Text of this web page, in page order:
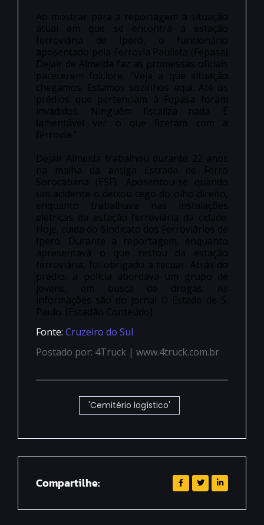
Ao mostrar para a reportagem a situação
atual em que se encontra a estação
ferroviária de Iperó, o funcionário
aposentado pela Ferrovia Paulista (Fepasa)
Dejair de Almeida faz as promessas oficiais
parecerem folclore. “Veja a que situação
chegamos. Estamos sozinhos aqui. Até os
prédios que pertenciam à Fepasa foram
invadidos. Ninguém fiscaliza nada. É
lamentável ver o que fizeram com a
ferrovia.”
Dejair Almeida trabalhou durante 22 anos
na malha da antiga Estrada de Ferro
Sorocabana (ESF). Aposentou-se quando
um acidente o deixou cego do olho direito,
enquanto trabalhava nas instalações
elétricas da estação ferroviária da cidade.
Hoje, cuida do Sindicato dos Ferroviários de
Iperó. Durante a reportagem, enquanto
apresentava o que restou da estação
ferroviária, foi obrigado a recuar. Atrás do
prédio, a polícia abordava um grupo de
jovens, em busca de drogas. As
informações são do jornal O Estado de S.
Paulo. (Estadão Conteúdo)
Fonte: Cruzeiro do Sul
Postado por: 4Truck | www.4truck.com.br
'Cemitério logístico'
Compartilhe: